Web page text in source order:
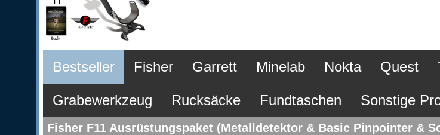
Bestseller Fisher Garrett Minelab Nokta Quest
Grabewerkzeug Rucksäcke Fundtaschen Sonstige
Fisher F11 Ausrüstungspaket (Metalldetektor & Basic Pinpointer &